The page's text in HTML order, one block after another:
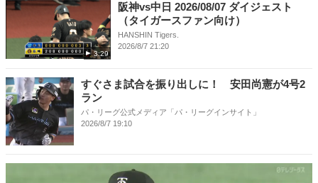
3:29
阪神vs中日 2026/08/07 ダイジェスト
（タイガースファン向け）
HANSHIN Tigers.
2026/8/7 21:20
すぐさま試合を振り出しに！ 安田尚憲が4号2
ラン
パ・リーグ公式メディア「パ・リーグインサイト」
2026/8/7 19:10